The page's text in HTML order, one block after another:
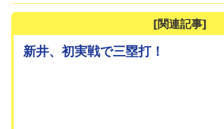
[関連記事]
新井、初実戦で三塁打！